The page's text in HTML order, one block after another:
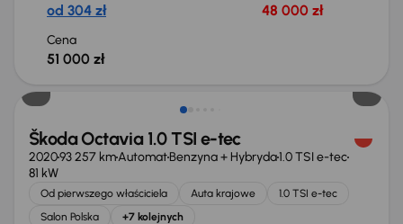
od 304 zł 48 000 zł
Cena
51 000 zł
Taniej o 1 000 zł
Škoda Octavia 1.0 TSI e-tec
202093 257 kmAutomatBenzyna + Hybryda1.0 TSI e-tec
81 kW
Od pierwszego właściciela Auta krajowe
1.0 TSI e-tec
Salon Polska
+7 kolejnych